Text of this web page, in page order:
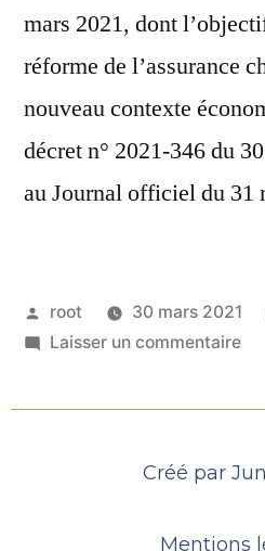
mars 2021, dont
réforme de l’assurance
nouveau contexte
décret n° 2021-346 du
au Journal officiel du
root 30 mars 2021
Laisser un commentaire
Créé par
Mentions